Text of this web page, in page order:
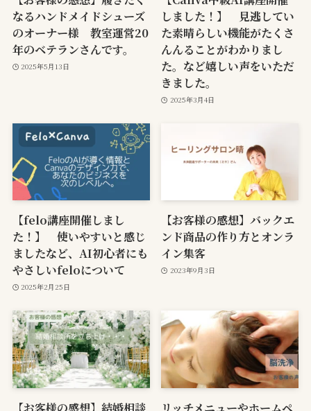
なるハンドメイドシューズ
のオーナー様 教室運営20
年のベテランさんです。
2025年5月13日
しました！】 見逃してい
た素晴らしい機能がたくさ
んんることがわかりまし
た。など嬉しい声をいただ
きました。
2025年3月4日
【felo講座開催しまし
た！】 使いやすいと感じ
ましたなど、AI初心者にも
やさしいfeloについて
2025年2月25日
【お客様の感想】バックエ
ンド商品の作り方とオンラ
イン集客
2023年9月3日
【お客様の感想】結婚相談
リッチメニューやホームペ